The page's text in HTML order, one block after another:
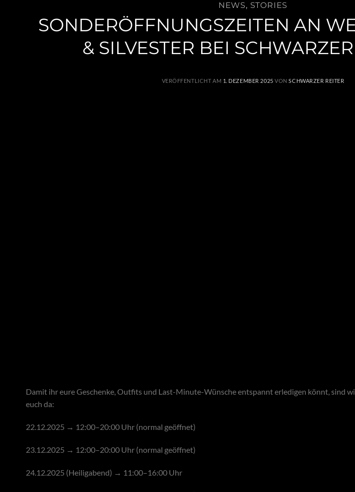
NEWS, STORIES
SONDERÖFFNUNGSZEITEN AN
& SILVESTER BEI
VERÖFFENTLICHT AM 1. DEZEMBER 2025 VONSCHWARZER REITER
Damit ihr eure Geschenke, Outfits und Last-Minute-Wünsche entspannt erledigen könnt, sind
euch da:
22.12.2025 → 12:00–20:00 Uhr (normal geöffnet)
23.12.2025 → 12:00–20:00 Uhr (normal geöffnet)
24.12.2025 (Heiligabend) → 11:00–16:00 Uhr